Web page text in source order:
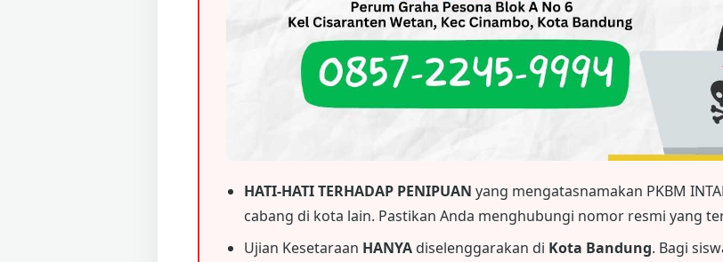
HATI-HATI TERHADAP PENIPUAN yang mengatasnamakan PKBM
cabang di kota lain. Pastikan Anda menghubungi nomor resmi yang
Ujian Kesetaraan HANYA diselenggarakan di Kota Bandung. Bagi